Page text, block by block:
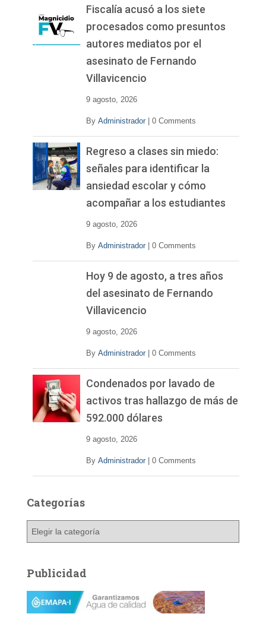
Fiscalía acusó a los siete
procesados como presuntos
autores mediatos por el
asesinato de Fernando
Villavicencio
9 agosto, 2026
By Administrador 0 Comments
Regreso a clases sin miedo:
señales para identificar la
ansiedad escolar y cómo
acompañar a los estudiantes
9 agosto, 2026
By Administrador 0 Comments
Hoy 9 de agosto, a tres años
del asesinato de Fernando
Villavicencio
9 agosto, 2026
By Administrador 0 Comments
Condenados por lavado de
activos tras hallazgo de más de
592.000 dólares
9 agosto, 2026
By Administrador 0 Comments
Categorías
g
o
Publicidad